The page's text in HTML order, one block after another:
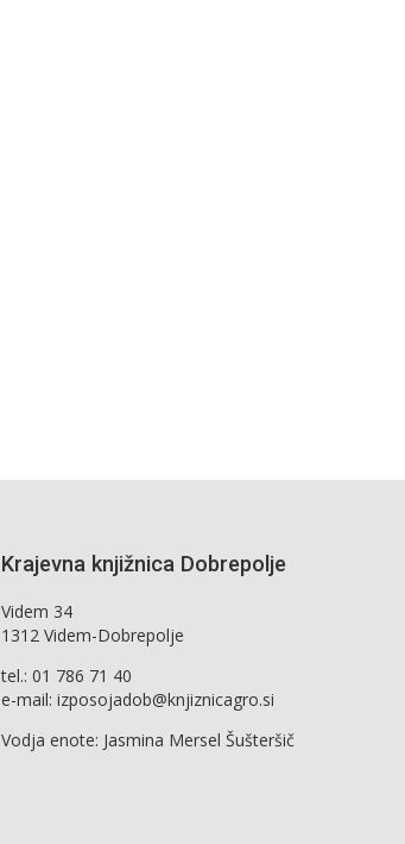
Krajevna knjižnica Dobrepolje
Videm 34
1312 Videm-Dobrepolje
tel.: 01 786 71 40
e-mail: izposojadob@knjiznicagro.si
Vodja enote: Jasmina Mersel Šušteršič